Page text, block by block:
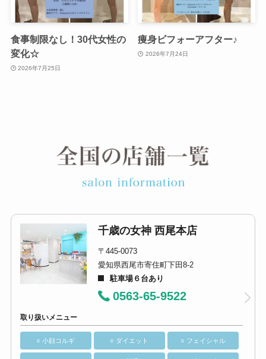
食事制限なし！30代女性の
変化☆
2026年7月25日
痩身ビフォーアフター♪
2026年7月24日
千歳の女神 西尾本店
〒445-0073
愛知県西尾市寄住町下田8-2
駐車場６台あり
0563-65-9522
取り扱いメニュー
○ 小顔コルギ ○ ダイエット ○ フェイシャル